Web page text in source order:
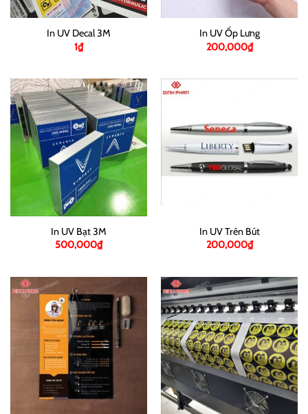
In UV Decal 3M
1₫
In UV Ốp Lưng
200,000₫
In UV Bạt 3M
500,000₫
In UV Trên Bút
200,000₫